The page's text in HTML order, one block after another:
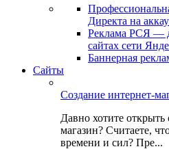
Директа на
Реклама РСЯ —
сайтах сети
Баннерная
Сайты
Создание интернет-
Давно хотите
магазин? Считаете,
времени и сил? Пре...